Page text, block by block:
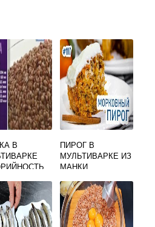
В
ПИРОГ В
МУЛЬТИВАРКЕ ИЗ
МАНКИ